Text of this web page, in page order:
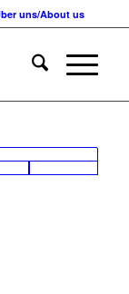
uns/About us